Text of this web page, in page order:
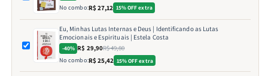
No combo:R$ 27,12 15% OFF extra
Eu, Minhas Lutas Internas e Deus | Identificando as Lutas
Emocionais e Espirituais | Estela Costa
-40% R$ 29,90R$ 49,80
No combo:R$ 25,42 15% OFF extra